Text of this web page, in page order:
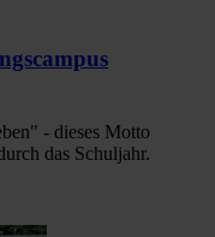
- dieses Motto
das Schuljahr.